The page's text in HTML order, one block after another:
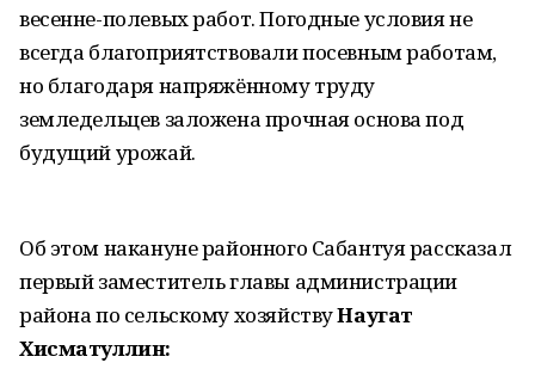
весенне-полевых работ. Погодные условия не
всегда благоприятствовали посевным работам,
но благодаря напряжённому труду
земледельцев заложена прочная основа под
будущий урожай.
Об этом накануне районного Сабантуя рассказал
первый заместитель главы администрации
района по сельскому хозяйствуНаугат
Хисматуллин: